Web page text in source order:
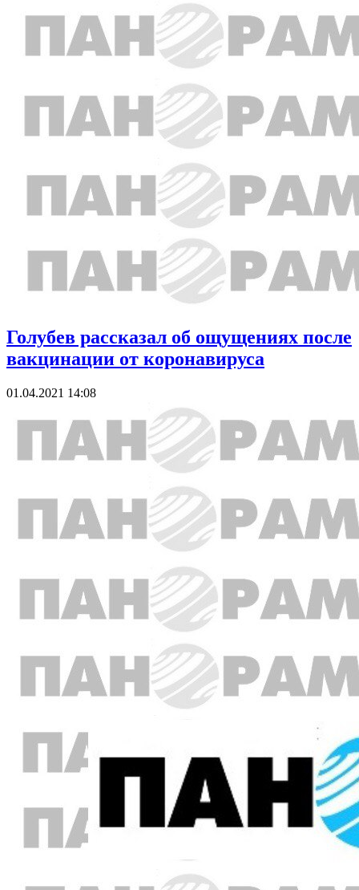
Голубев рассказал об ощущениях после
вакцинации от коронавируса
01.04.2021 14:08